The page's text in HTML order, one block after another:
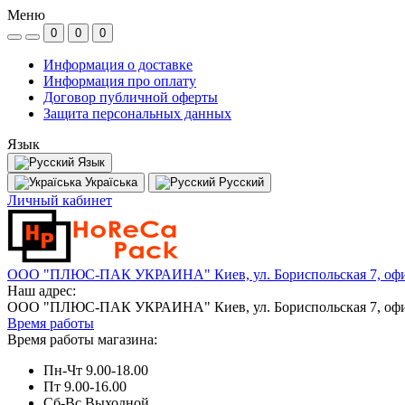
Меню
0 0 0
Информация о доставке
Информация про оплату
Договор публичной оферты
Защита персональных данных
Язык
Язык
Україська
Русский
Личный кабинет
ООО "ПЛЮС-ПАК УКРАИНА" Киев, ул. Бориспольская 7,
Наш адрес:
ООО "ПЛЮС-ПАК УКРАИНА" Киев, ул. Бориспольская 7,
Время работы
Время работы магазина:
Пн-Чт 9.00-18.00
Пт 9.00-16.00